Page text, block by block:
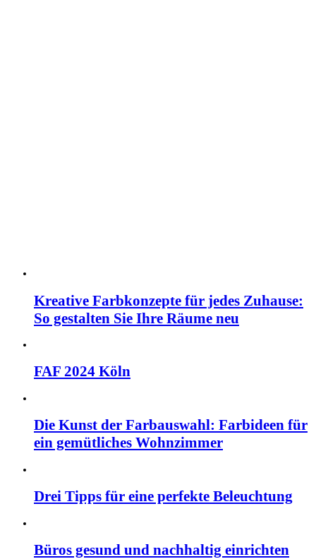
Kreative Farbkonzepte für jedes Zuhause:
So gestalten Sie Ihre Räume neu
FAF 2024 Köln
Die Kunst der Farbauswahl: Farbideen für
ein gemütliches Wohnzimmer
Drei Tipps für eine perfekte Beleuchtung
Büros gesund und nachhaltig einrichten